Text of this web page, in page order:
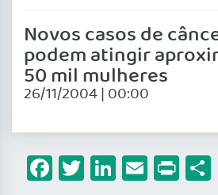
Novos casos de
podem atingir
50 mil mulheres
26/11/2004 | 00:00
Facebook
Twitter
LinkedIn
Email
Print